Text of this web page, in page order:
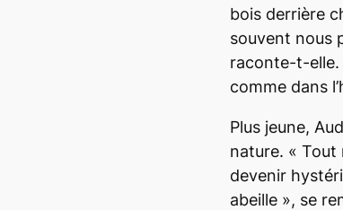
bois derrière
souvent nous
raconte-t-elle.
comme dans
Plus jeune,
nature. « Tout
devenir
abeille », se